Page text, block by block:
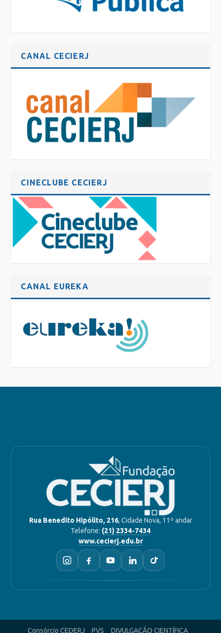
CANAL CECIERJ
CINECLUBE CECIERJ
CANAL EUREKA
Rua Benedito Hipólito, 216, Cidade Nova, 11º andar
Telefone: (21) 2334-7434
www.cecierj.edu.br
Consórcio CEDERJ PVS DIVULGAÇÃO CIENTÍFICA